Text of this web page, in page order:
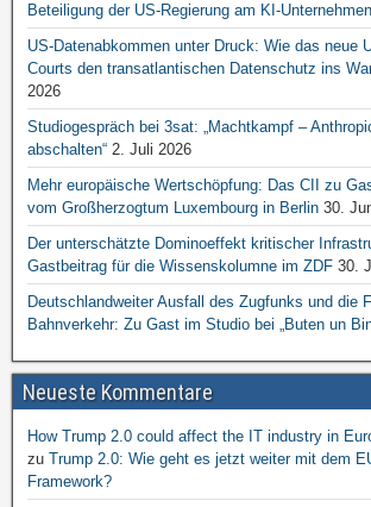
Beteiligung der US-Regierung am KI-
US-Datenabkommen unter Druck: Wie das neue
Courts den transatlantischen Datenschutz ins
2026
Studiogespräch bei 3sat: „Machtkampf –
abschalten“ 2. Juli 2026
Mehr europäische Wertschöpfung: Das CII zu
vom Großherzogtum Luxembourg in Berlin 30.
Der unterschätzte Dominoeffekt kritischer
Gastbeitrag für die Wissenskolumne im ZDF 30.
Deutschlandweiter Ausfall des Zugfunks und die
Bahnverkehr: Zu Gast im Studio bei „Buten un
Neueste Kommentare
How Trump 2.0 could affect the IT industry in
zu Trump 2.0: Wie geht es jetzt weiter mit dem
Framework?